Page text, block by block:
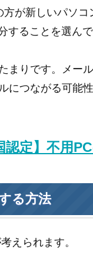
方が新しいパソ
することを選んで
まりです。メー
につながる可能
認定】不用
る方法
えられます。